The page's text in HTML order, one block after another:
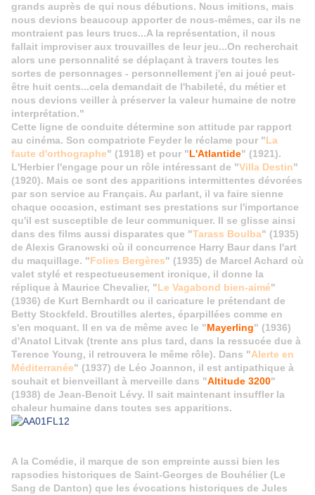
grands auprès de qui nous débutions. Nous imitions, mais
nous devions beaucoup apporter de nous-mêmes, car ils ne
montraient pas leurs trucs...A la représentation, il nous
fallait improviser aux trouvailles de leur jeu...On recherchait
alors une personnalité se déplaçant à travers toutes les
sortes de personnages - personnellement j'en ai joué peut-
être huit cents...cela demandait de l'habileté, du métier et
nous devions veiller à préserver la valeur humaine de notre
interprétation."
Cette ligne de conduite détermine son attitude par rapport
au cinéma. Son compatriote Feyder le réclame pour "La
faute d'orthographe" (1918) et pour "L'Atlantide" (1921).
L'Herbier l'engage pour un rôle intéressant de "Villa Destin"
(1920). Mais ce sont des apparitions intermittentes dévorées
par son service au Français. Au parlant, il va faire sienne
chaque occasion, estimant ses prestations sur l'importance
qu'il est susceptible de leur communiquer. Il se glisse ainsi
dans des films aussi disparates que "Tarass Boulba" (1935)
de Alexis Granowski où il concurrence Harry Baur dans l'art
du maquillage. "Folies Bergères" (1935) de Marcel Achard où
valet stylé et respectueusement ironique, il donne la
réplique à Maurice Chevalier, "Le Vagabond bien-aimé"
(1936) de Kurt Bernhardt ou il caricature le prétendant de
Betty Stockfeld. Broutilles alertes, éparpillées comme en
s'en moquant. Il en va de même avec le "Mayerling" (1936)
d'Anatol Litvak (trente ans plus tard, dans la ressucée due à
Terence Young, il retrouvera le même rôle). Dans "Alerte en
Méditerranée" (1937) de Léo Joannon, il est antipathique à
souhait et bienveillant à merveille dans "Altitude 3200"
(1938) de Jean-Benoit Lévy. Il sait maintenant insuffler la
chaleur humaine dans toutes ses apparitions.
A la Comédie, il marque de son empreinte aussi bien les
rapsodies historiques de Saint-Georges de Bouhélier (Le
Sang de Danton) que les évocations historiques de Jules